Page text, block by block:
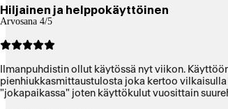
Hiljainen ja helppokäyttöinen
Arvosana 4/5
Ilmanpuhdistin ollut käytössä nyt viikon.
pienhiukkasmittaustulosta joka kertoo
"jokapaikassa" joten käyttökulut vuosittain